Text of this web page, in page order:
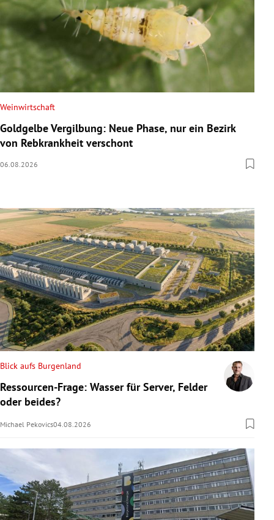
Weinwirtschaft
Goldgelbe Vergilbung: Neue Phase, nur ein Bezirk
von Rebkrankheit verschont
06.08.2026
Blick aufs Burgenland
Ressourcen-Frage: Wasser für Server, Felder
oder beides?
Michael Pekovics04.08.2026